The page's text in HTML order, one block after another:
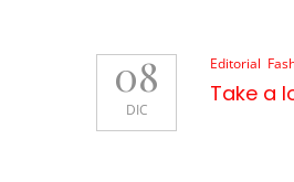
08
DIC
Editorial
Take a